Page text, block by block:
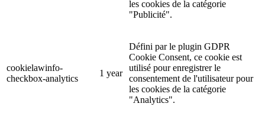
les cookies de la catégorie
"Publicité".
cookielawinfo-
checkbox-analytics
1 year
Défini par le plugin GDPR
Cookie Consent, ce cookie est
utilisé pour enregistrer le
consentement de l'utilisateur pour
les cookies de la catégorie
"Analytics".